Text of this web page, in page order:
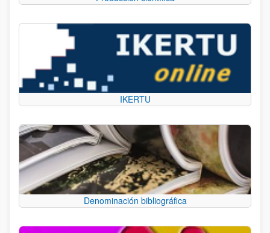
IKERTU
Denominación bibliográfica